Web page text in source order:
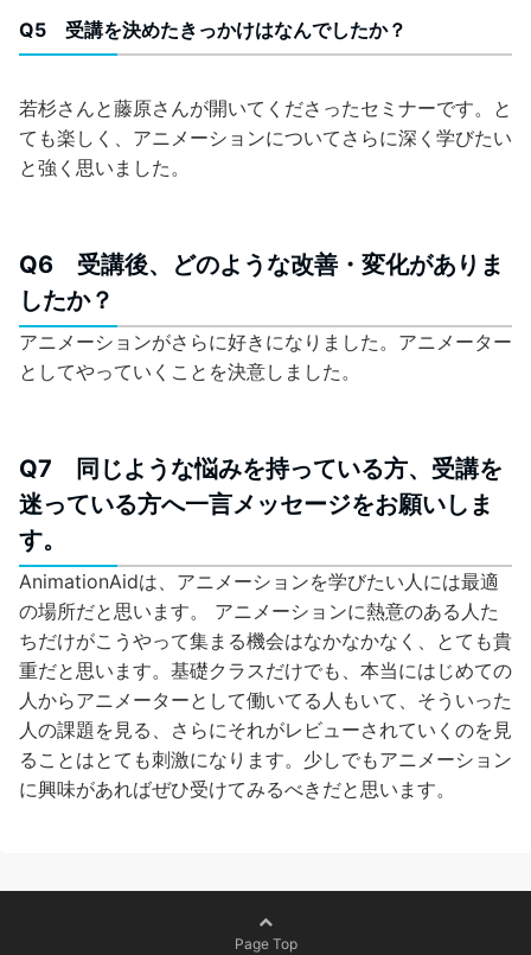
Q5 受講を決めたきっかけはなんでしたか？
若杉さんと藤原さんが開いてくださったセミナーです。と
ても楽しく、アニメーションについてさらに深く学びたい
と強く思いました。
Q6 受講後、どのような改善・変化がありま
したか？
アニメーションがさらに好きになりました。アニメーター
としてやっていくことを決意しました。
Q7 同じような悩みを持っている方、受講を
迷っている方へ一言メッセージをお願いしま
す。
AnimationAidは、アニメーションを学びたい人には最適
の場所だと思います。 アニメーションに熱意のある人た
ちだけがこうやって集まる機会はなかなかなく、とても貴
重だと思います。基礎クラスだけでも、本当にはじめての
人からアニメーターとして働いてる人もいて、そういった
人の課題を見る、さらにそれがレビューされていくのを見
ることはとても刺激になります。少しでもアニメーション
に興味があればぜひ受けてみるべきだと思います。
Page Top